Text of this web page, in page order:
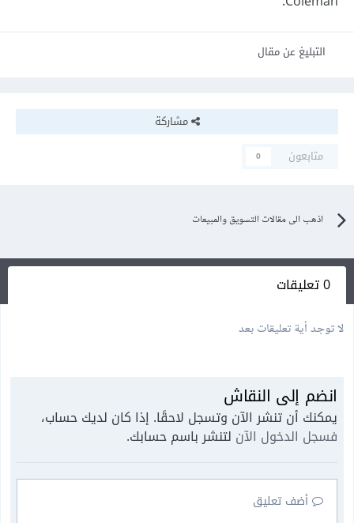
التبليغ عن مقال
مشاركة
متابعون
0
اذهب الى مقالات التسويق والمبيعات
0 تعليقات
لا توجد أية تعليقات بعد
انضم إلى النقاش
يمكنك أن تنشر الآن وتسجل لاحقًا. إذا كان لديك حساب،
فسجل الدخول الآن لتنشر باسم حسابك.
أضف تعليق